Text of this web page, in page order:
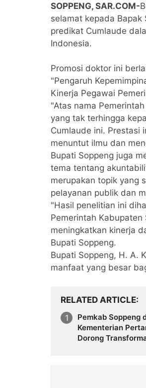
SOPPENG, SAR.COM-
selamat kepada
predikat Cumlaude
Indonesia.
Promosi doktor ini
"Pengaruh
Kinerja Pegawai
"Atas nama
yang tak terhingga
Cumlaude ini. Prestasi
menuntut ilmu dan
Bupati Soppeng juga
tema tentang
merupakan topik yang
pelayanan publik dan
"Hasil penelitian ini
Pemerintah
meningkatkan kinerja
Bupati Soppeng.
Bupati Soppeng, H. A.
manfaat yang besar
RELATED ARTICLE
Pemkab Soppeng
Kementerian
Dorong